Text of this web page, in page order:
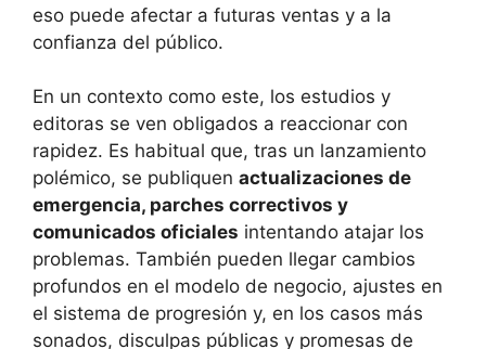
eso puede afectar a futuras ventas y a la
confianza del público.
En un contexto como este, los estudios y
editoras se ven obligados a reaccionar con
rapidez. Es habitual que, tras un lanzamiento
polémico, se publiquen actualizaciones de
emergencia, parches correctivos y
comunicados oficiales intentando atajar los
problemas. También pueden llegar cambios
profundos en el modelo de negocio, ajustes en
el sistema de progresión y, en los casos más
sonados, disculpas públicas y promesas de